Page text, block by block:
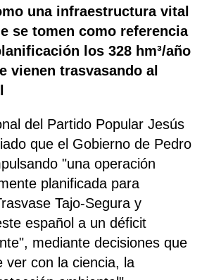
una infraestructura vital
se tomen como referencia
los 328 hm³/año
vienen trasvasando al
del Partido Popular Jesús
que el Gobierno de Pedro
"una operación
planificada para
Tajo-Segura y
español a un déficit
mediante decisiones que
ver con la ciencia, la